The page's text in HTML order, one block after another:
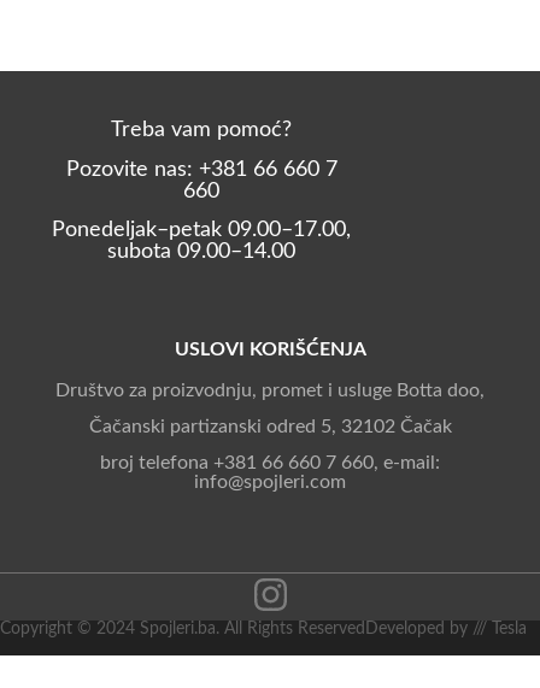
USLOVI KORIŠĆENJA
Društvo za proizvodnju, promet i usluge Botta doo,
Čačanski partizanski odred 5, 32102 Čačak
broj telefona +381 66 660 7 660, e-mail:
info@spojleri.com
Treba vam pomoć?
Pozovite nas: +381 66 660 7
660
Ponedeljak–petak 09.00–17.00,
subota 09.00–14.00
Copyright © 2024 Spojleri.ba. All Rights Reserved Developed by /// Tesla